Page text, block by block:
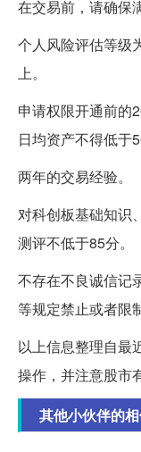
在交易前，请确保
个人风险评估等级
上。
申请权限开通前的
日均资产不得低于
两年的交易经验。
对科创板基础知识
测评不低于85分。
不存在不良诚信记
等规定禁止或者限
以上信息整理自最
操作，并注意股市
其他小伙伴的相